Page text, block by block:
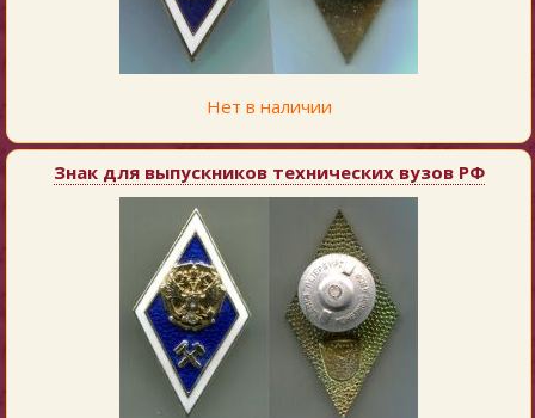
Нет в наличии
Знак для выпускников технических вузов РФ